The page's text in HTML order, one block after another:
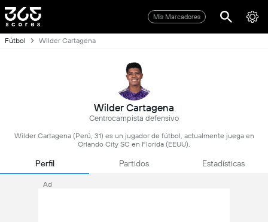
Mis Marcadores
Fútbol Wilder Cartagena
Wilder Cartagena
Centrocampista defensivo
Wilder Cartagena (Perú, 31) es un jugador de fútbol, actualmente juega en
Orlando City SC en Florida (EEUU).
Perfil Partidos Estadísticas
Ad